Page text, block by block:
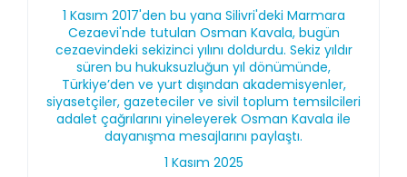
1 Kasım 2017'den bu yana Silivri'deki Marmara
Cezaevi'nde tutulan Osman Kavala, bugün
cezaevindeki sekizinci yılını doldurdu. Sekiz yıldır
süren bu hukuksuzluğun yıl dönümünde,
Türkiye’den ve yurt dışından akademisyenler,
siyasetçiler, gazeteciler ve sivil toplum temsilcileri
adalet çağrılarını yineleyerek Osman Kavala ile
dayanışma mesajlarını paylaştı.
1 Kasım 2025